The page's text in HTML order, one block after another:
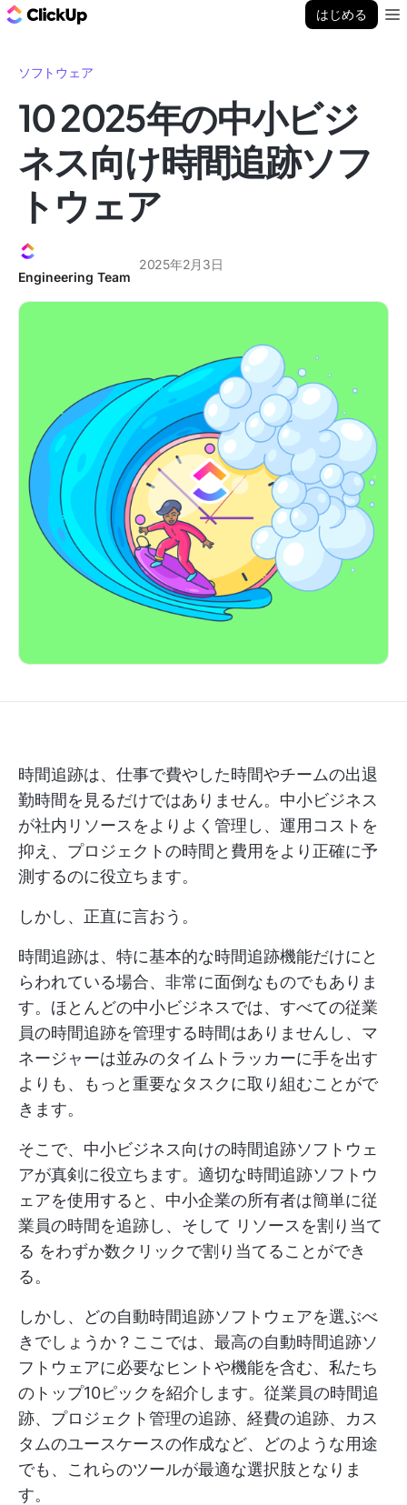
はじめる
ソフトウェア
10 2025年の中小ビジ
ネス向け時間追跡ソフ
トウェア
Engineering Team
2025年2月3日
時間追跡は、仕事で費やした時間やチームの出退
勤時間を見るだけではありません。中小ビジネス
が社内リソースをよりよく管理し、運用コストを
抑え、プロジェクトの時間と費用をより正確に予
測するのに役立ちます。
しかし、正直に言おう。
時間追跡は、特に基本的な時間追跡機能だけにと
らわれている場合、非常に面倒なものでもありま
す。ほとんどの中小ビジネスでは、すべての従業
員の時間追跡を管理する時間はありませんし、マ
ネージャーは並みのタイムトラッカーに手を出す
よりも、もっと重要なタスクに取り組むことがで
きます。
そこで、中小ビジネス向けの時間追跡ソフトウェ
アが真剣に役立ちます。適切な時間追跡ソフトウ
ェアを使用すると、中小企業の所有者は簡単に従
業員の時間を追跡し、そして リソースを割り当て
る をわずか数クリックで割り当てることができ
る。
しかし、どの自動時間追跡ソフトウェアを選ぶべ
きでしょうか？ここでは、最高の自動時間追跡ソ
フトウェアに必要なヒントや機能を含む、私たち
のトップ10ピックを紹介します。従業員の時間追
跡、プロジェクト管理の追跡、経費の追跡、カス
タムのユースケースの作成など、どのような用途
でも、これらのツールが最適な選択肢となりま
す。